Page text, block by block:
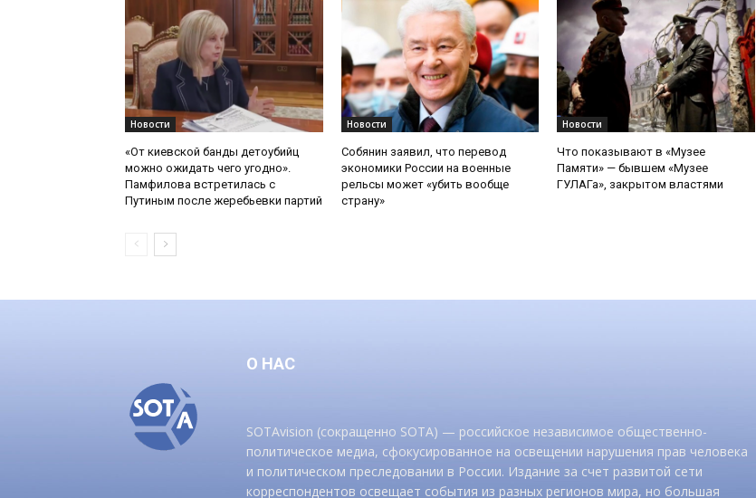
Новости
«От киевской банды детоубийц
можно ожидать чего угодно».
Памфилова встретилась с
Путиным после жеребьевки партий
Новости
Собянин заявил, что перевод
экономики России на военные
рельсы может «убить вообще
страну»
Новости
Что показывают в «Музее
Памяти» — бывшем «Музее
ГУЛАГа», закрытом властями
О НАС
SOTAvision (сокращенно SOTA) — российское независимое общественно-
политическое медиа, сфокусированное на освещении нарушения прав человека
и политическом преследовании в России. Издание за счет развитой сети
корреспондентов освещает события из разных регионов мира, но большая